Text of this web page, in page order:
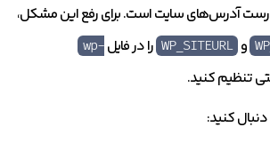
آدرس‌های سایت است. برای رفع این مشکل،
و WP_SITEURL را در فایل wp-
تنظیم کنید.
دنبال کنید: